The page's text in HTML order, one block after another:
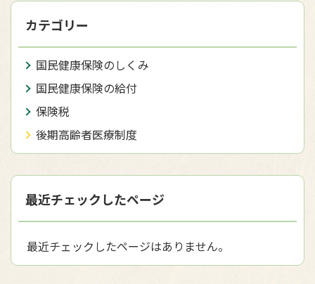
カテゴリー
国民健康保険のしくみ
国民健康保険の給付
保険税
後期高齢者医療制度
最近チェックしたページ
最近チェックしたページはありません。